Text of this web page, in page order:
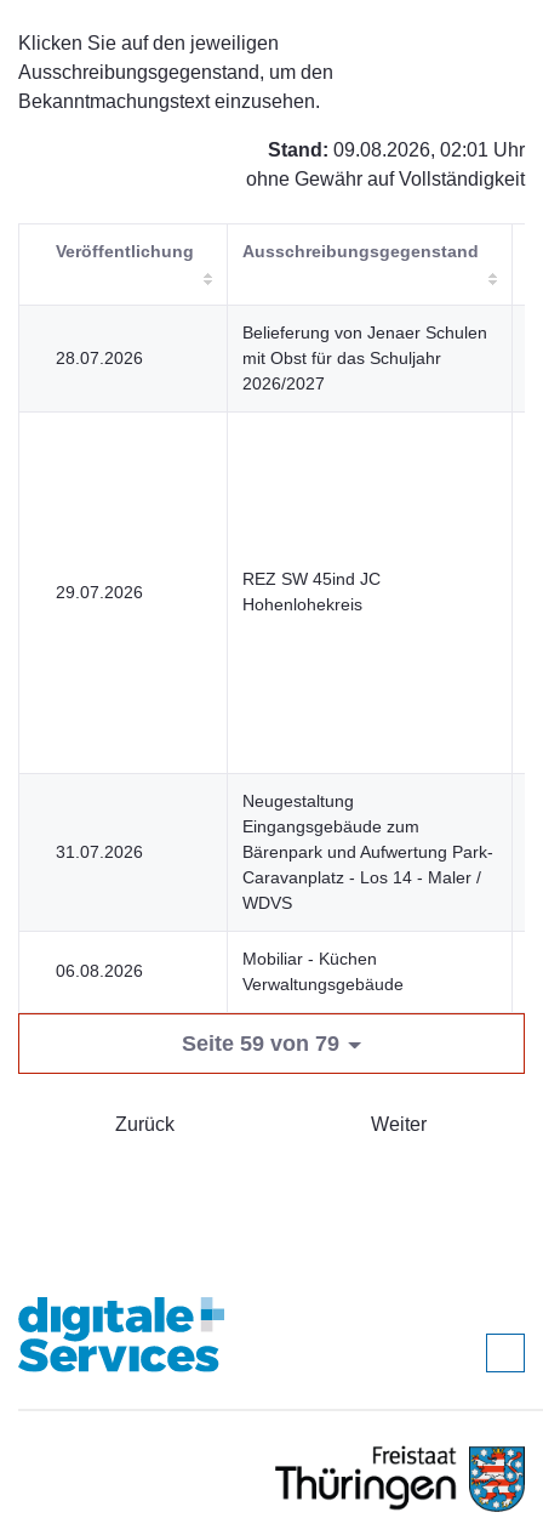
Klicken Sie auf den jeweiligen
Ausschreibungsgegenstand, um den
Bekanntmachungstext einzusehen.
Stand: 09.08.2026, 02:01 Uhr
ohne Gewähr auf Vollständigkeit
Veröffentlichung Ausschreibungsgegenstand
28.07.2026
Belieferung von Jenaer Schulen
mit Obst für das Schuljahr
2026/2027
29.07.2026
REZ SW 45ind JC
Hohenlohekreis
31.07.2026
Neugestaltung
Eingangsgebäude zum
Bärenpark und Aufwertung Park-
Caravanplatz - Los 14 - Maler /
WDVS
06.08.2026
Mobiliar - Küchen
Verwaltungsgebäude
Seite 59 von 79
Zurück Weiter